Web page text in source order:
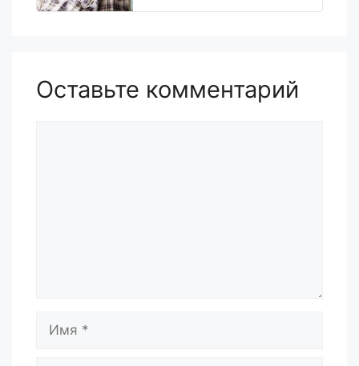
Оставьте комментарий